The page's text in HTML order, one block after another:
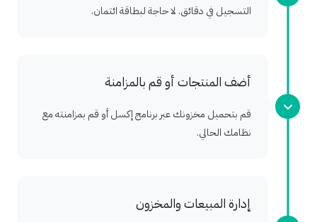
التسجيل في دقائق. لا حاجة لبطاقة ائتمان.
أضف المنتجات أو قم بالمزامنة
قم بتحميل مخزونك عبر برنامج إكسل أو قم بمزامنته مع
نظامك الحالي.
إدارة المبيعات والمخزون